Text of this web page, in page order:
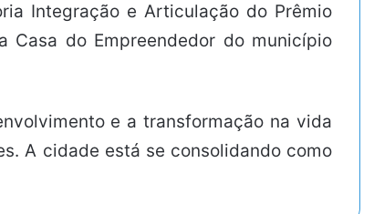
Integração e Articulação do Prêmio
Casa do Empreendedor do município
e a transformação na vida
A cidade está se consolidando como